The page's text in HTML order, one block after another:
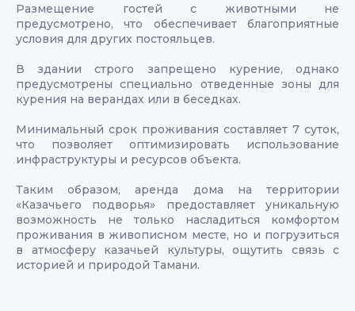
Размещение гостей с животными не
предусмотрено, что обеспечивает благоприятные
условия для других постояльцев.
В здании строго запрещено курение, однако
предусмотрены специально отведенные зоны для
курения на верандах или в беседках.
Минимальный срок проживания составляет 7 суток,
что позволяет оптимизировать использование
инфраструктуры и ресурсов объекта.
Таким образом, аренда дома на территории
«Казачьего подворья» предоставляет уникальную
возможность не только насладиться комфортом
проживания в живописном месте, но и погрузиться
в атмосферу казачьей культуры, ощутить связь с
историей и природой Тамани.